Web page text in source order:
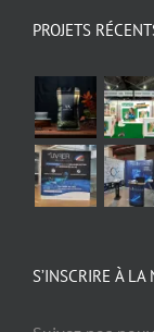
PROJETS
S’INSCRIRE À LA